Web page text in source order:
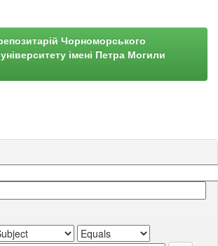
Чорноморського
імені Петра Могили